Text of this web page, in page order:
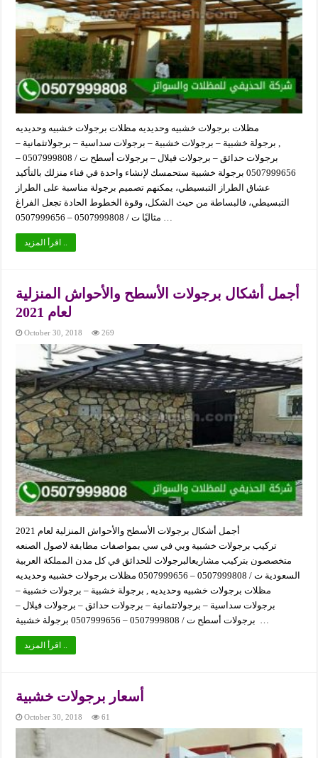
مظلات برجولات خشبيه وحديديه مظلات برجولات خشبيه وحديديه
, برجولة خشبية – برجولات خشبية – برجولات سداسية – برجولاتثمانية –
برجولات حدائق – برجولات فيلال – برجولات أسطح ت / 0507999808 –
0507999656 برجولة خشبية ستحمسك لإنشاء واحدة في فناء منزلك بالتأكيد
عشاق الطراز التبسيطي، يمكنهم تصميم برجولة مناسبة على الطراز
التبسيطي، فالبساطة من حيث الشكل، وقوة الخطوط الحادة تجعل الفراغ
مثاليًا ت / 0507999808 – 0507999656 …
اقرأ المزيد ..
أجمل أشكال برجولات الأسطح والأحواش المنزلية
لعام 2021
October 30, 2018 269
أجمل أشكال برجولات الأسطح والأحواش المنزلية لعام 2021
تركيب برجولات خشبية وبي في سي بمواصفات مطابقة لاصول الصنعه
متخصصون بتركيب مشاريعالبرجولات للحدائق في كل مدن المملكة العربية
السعودية ت / 0507999808 – 0507999656 مظلات برجولات خشبيه وحديديه
مظلات برجولات خشبيه وحديديه , برجولة خشبية – برجولات خشبية –
برجولات سداسية – برجولاتثمانية – برجولات حدائق – برجولات فيلال –
برجولات أسطح ت / 0507999808 – 0507999656 برجولة خشبية …
اقرأ المزيد ..
أسعار برجولات خشبية
October 30, 2018 61